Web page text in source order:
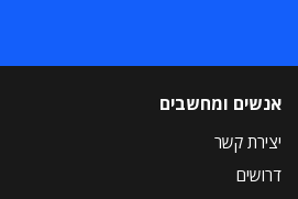
אנשים ומחשבים
יצירת קשר
דרושים